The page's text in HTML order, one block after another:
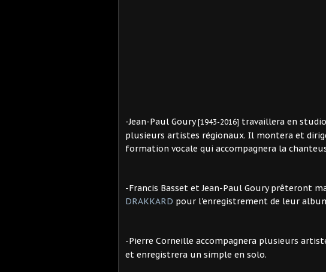
-Jean-Paul Goury[1943-2016] travaillera en
plusieurs artistes régionaux. Il montera et
formation vocale qui accompagnera la
-Francis Basset et Jean-Paul Goury prêteront
DRAKKARD pour l'enregistrement de leur
-Pierre Corneille accompagnera plusieurs
et enregistrera un simple en solo.